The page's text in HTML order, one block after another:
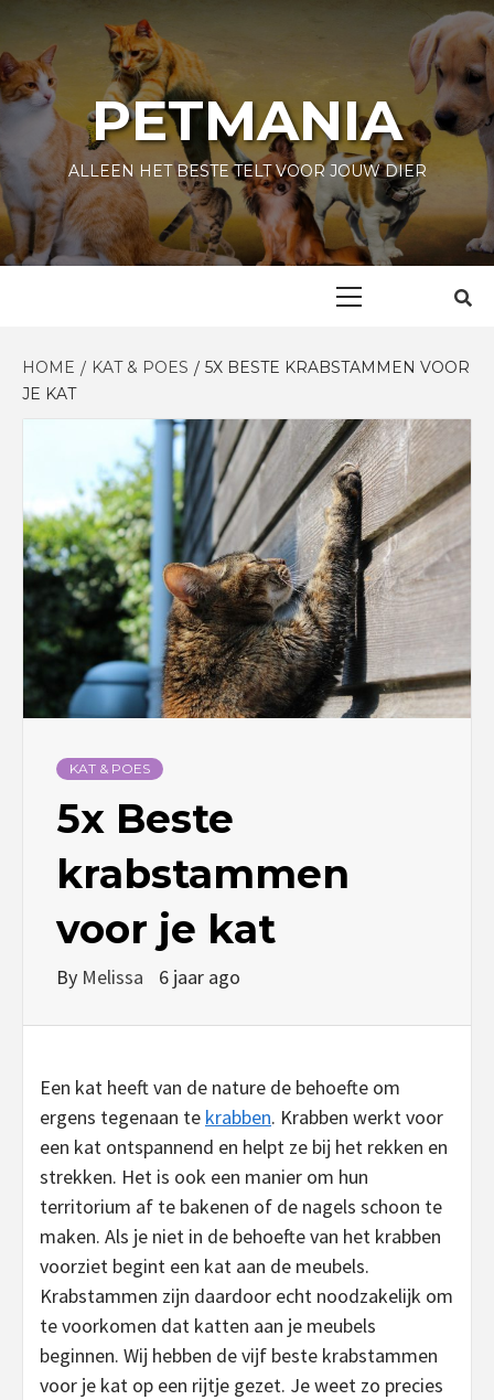
content
PETMANIA
ALLEEN HET BESTE TELT VOOR JOUW DIER
HOME KAT & POES
5X BESTE KRABSTAMMEN VOOR
JE KAT
KAT & POES
5x Beste
krabstammen
voor je kat
By Melissa 6 jaar ago
Een kat heeft van de nature de behoefte om
ergens tegenaan te krabben. Krabben werkt voor
een kat ontspannend en helpt ze bij het rekken en
strekken. Het is ook een manier om hun
territorium af te bakenen of de nagels schoon te
maken. Als je niet in de behoefte van het krabben
voorziet begint een kat aan de meubels.
Krabstammen zijn daardoor echt noodzakelijk om
te voorkomen dat katten aan je meubels
beginnen. Wij hebben de vijf beste krabstammen
voor je kat op een rijtje gezet. Je weet zo precies